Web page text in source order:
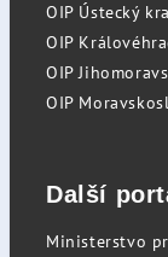
OIP Ústecký
OIP
OIP
OIP
Další
Ministerstvo